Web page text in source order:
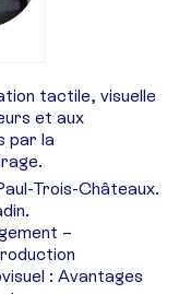
tactile, visuelle
et aux
par la
Trois-Châteaux.
–
: Avantages